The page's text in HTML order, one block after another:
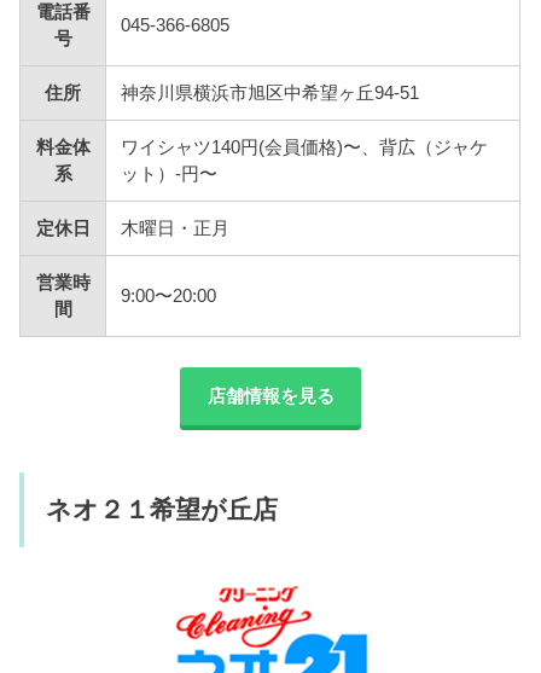
電話番
号
045-366-6805
住所 神奈川県横浜市旭区中希望ヶ丘94-51
料金体
系
ワイシャツ140円(会員価格)〜、背広（ジャケ
ット）-円〜
定休日 木曜日・正月
営業時
間
9:00〜20:00
店舗情報を見る
ネオ２１希望が丘店